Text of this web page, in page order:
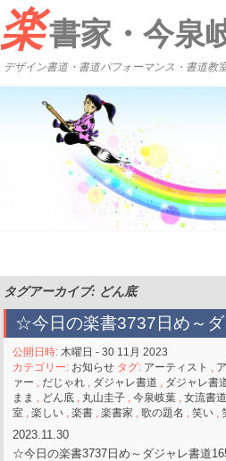
楽書家・今泉
デザイン書道・書道パフォーマンス・書道教
タグアーカイブ: どん底
☆今日の楽書3737日め～
公開日時: 木曜日 - 30 11月 2023
カテゴリー: お知らせ タグ: アーティスト
ァー
だじゃれ ダジャレ書道 ダジャレ書
まま
どん底 丸山圭子 ,今泉岐葉 ,女流書
室 ,楽しい ,楽書 ,楽書家 ,歌の題名 ,笑い ,
2023.11.30
☆今日の楽書3737日め～ダジャレ書道